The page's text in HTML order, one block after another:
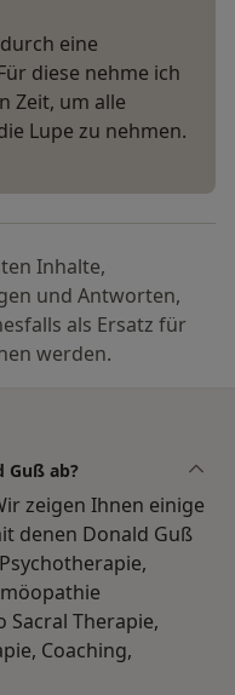
eine
diese nehme ich
Zeit, um alle
Lupe zu nehmen.
Inhalte,
und Antworten,
als Ersatz für
werden.
Guß ab?
zeigen Ihnen einige
denen Donald Guß
Sacral Therapie,
Coaching,